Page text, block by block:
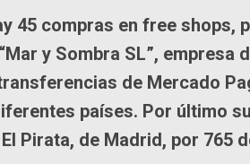
45 compras en free shops,
y Sombra SL”, empresa
de Mercado
países. Por último
Pirata, de Madrid, por 765